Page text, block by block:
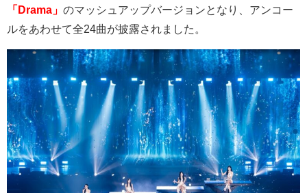
「Drama」 のマッシュアップバージョンとなり、アンコー
ルをあわせて全24曲が披露されました。